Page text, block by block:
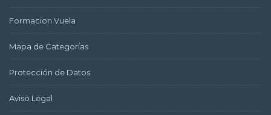
Formacion Vuela
Mapa de Categorías
Protección de Datos
Aviso Legal